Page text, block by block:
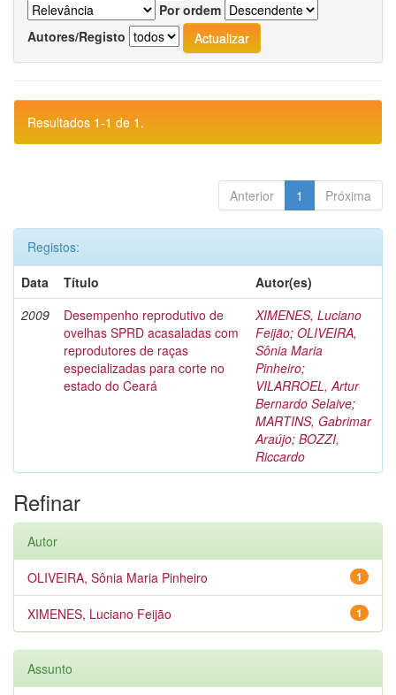
Por ordem
Autores/Registo
Resultados 1-1 de 1.
Anterior 1 Próxima
Registos:
Data
Título
Autor(es)
2009
Desempenho reprodutivo de
ovelhas SPRD acasaladas com
reprodutores de raças
especializadas para corte no
estado do Ceará
XIMENES, Luciano
Feijão; OLIVEIRA,
Sônia Maria
Pinheiro;
VILARROEL, Artur
Bernardo Selaive;
MARTINS, Gabrimar
Araújo; BOZZI,
Riccardo
Refinar
Autor
1
OLIVEIRA, Sônia Maria Pinheiro
1
XIMENES, Luciano Feijão
Assunto